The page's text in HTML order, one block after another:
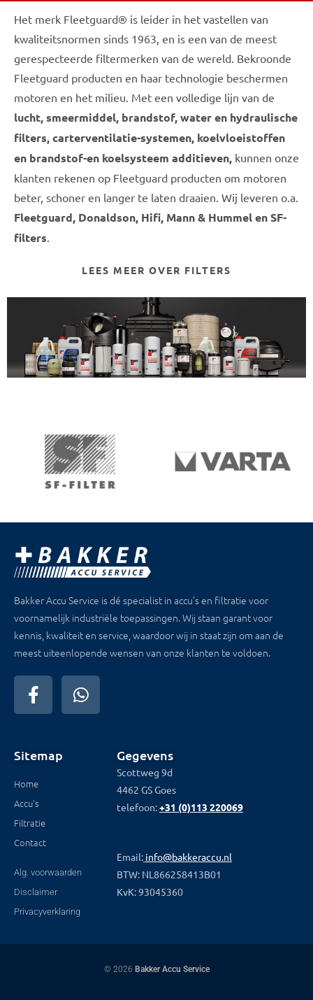
Het merk Fleetguard® is leider in het vastellen van
kwaliteitsnormen sinds 1963, en is een van de meest
gerespecteerde filtermerken van de wereld. Bekroonde
Fleetguard producten en haar technologie beschermen
motoren en het milieu. Met een volledige lijn van de
lucht, smeermiddel, brandstof, water en hydraulische
filters, carterventilatie-systemen, koelvloeistoffen
en brandstof-en koelsysteem additieven, kunnen onze
klanten rekenen op Fleetguard producten om motoren
beter, schoner en langer te laten draaien. Wij leveren o.a.
Fleetguard, Donaldson, Hifi, Mann & Hummel en SF-
filters.
LEES MEER OVER FILTERS
Bakker Accu Service is dé specialist in accu’s en filtratie voor
voornamelijk industriële toepassingen. Wij staan garant voor
kennis, kwaliteit en service, waardoor wij in staat zijn om aan de
meest uiteenlopende wensen van onze klanten te voldoen.
Sitemap
Home
Accu's
Filtratie
Contact
Alg. voorwaarden
Disclaimer
Privacyverklaring
Gegevens
Scottweg 9d
4462 GS Goes
telefoon:+31 (0)113 220069
Email: info@bakkeraccu.nl
BTW: NL866258413B01
KvK: 93045360
© 2026 Bakker Accu Service